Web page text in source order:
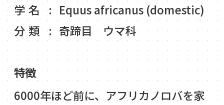
学名
Equus africanus (domestic)
分類
奇蹄目 ウマ科
特徴
6000年ほど前に、アフリカノロバを家